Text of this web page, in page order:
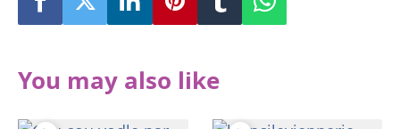
You may also like